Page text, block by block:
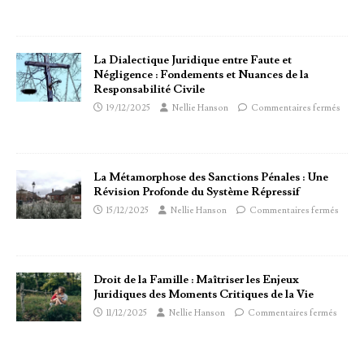
La Dialectique Juridique entre Faute et
Négligence : Fondements et Nuances de la
Responsabilité Civile
19/12/2025 Nellie Hanson Commentaires fermés
La Métamorphose des Sanctions Pénales : Une
Révision Profonde du Système Répressif
15/12/2025 Nellie Hanson Commentaires fermés
Droit de la Famille : Maîtriser les Enjeux
Juridiques des Moments Critiques de la Vie
11/12/2025 Nellie Hanson Commentaires fermés